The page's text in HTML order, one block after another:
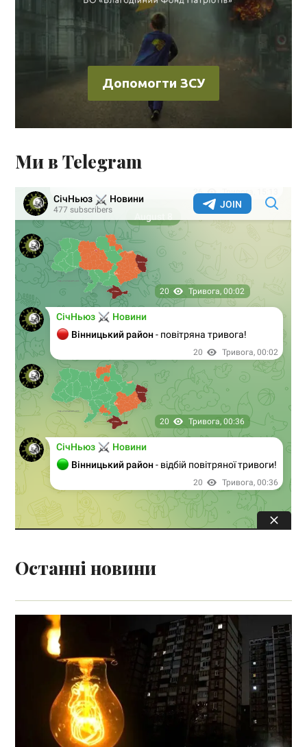
Допомогти ЗСУ
Ми в Telegram
Останні новини